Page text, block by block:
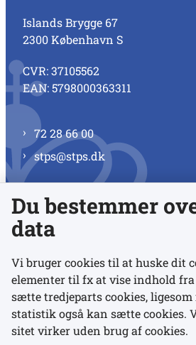
Islands Brygge 67
2300 København S
CVR: 37105562
EAN: 5798000363311
72 28 66 00
stps@stps.dk
Se alle kontaktnumre
Links
Udgivelser
Du bestemmer
data
Vi bruger cookies til at huske dit
elementer til fx at vise indhold
sætte tredjeparts cookies,
statistik også kan sætte cookies.
sitet virker uden brug af cookies.